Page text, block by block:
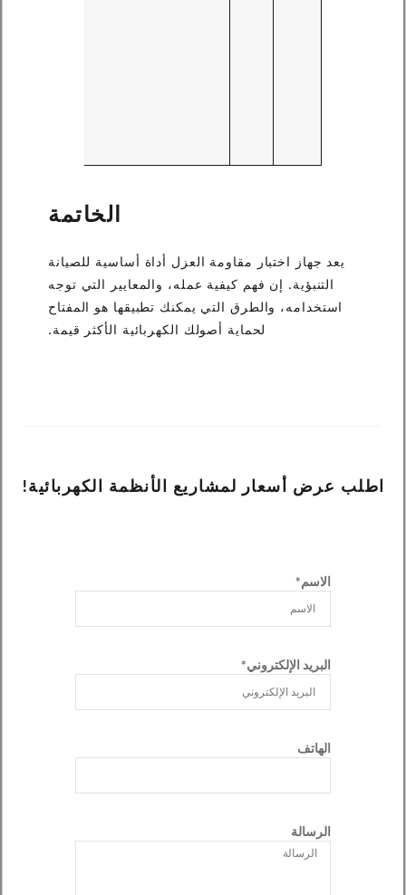
الخاتمة
يعد جهاز اختبار مقاومة العزل أداة أساسية للصيانة
التنبؤية. إن فهم كيفية عمله، والمعايير التي توجه
استخدامه، والطرق التي يمكنك تطبيقها هو المفتاح
لحماية أصولك الكهربائية الأكثر قيمة.
اطلب عرض أسعار لمشاريع الأنظمة الكهربائية!
الاسم*
البريد الإلكتروني*
الهاتف
الرسالة